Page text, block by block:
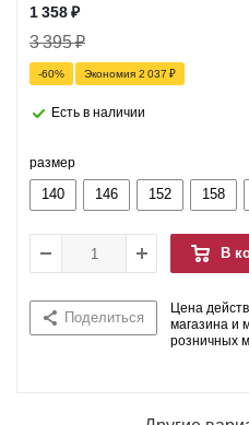
1 358₽
3 395₽
-60% Экономия 2 037 ₽
Есть в наличии
размер
140 146 152 158
В
Поделиться
Цена
магазина и
розничных